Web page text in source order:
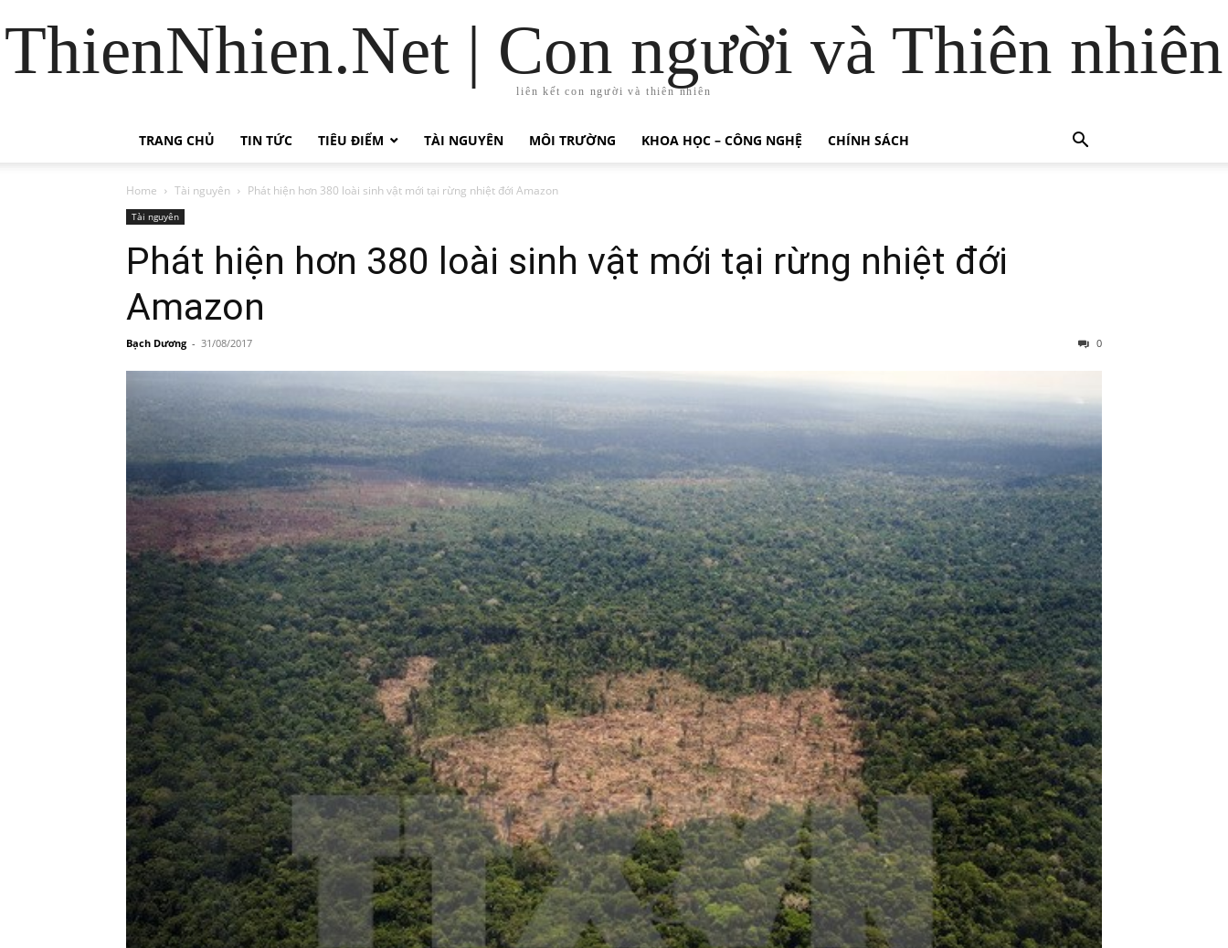
ThienNhien.Net | Con người và Thiên nhiên
liên kết con người và thiên nhiên
TRANG CHỦ TIN TỨC TIÊU ĐIỂM TÀI NGUYÊN MÔI TRƯỜNG KHOA HỌC – CÔNG NGHỆ CHÍNH SÁCH
Home Tài nguyên Phát hiện hơn 380 loài sinh vật mới tại rừng nhiệt đới Amazon
Tài nguyên
Phát hiện hơn 380 loài sinh vật mới tại rừng nhiệt đới
Amazon
Bạch Dương - 31/08/2017 0